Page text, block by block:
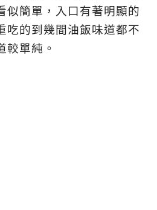
似簡單，入口有著明顯的
吃的到幾間油飯味道都不
較單純。